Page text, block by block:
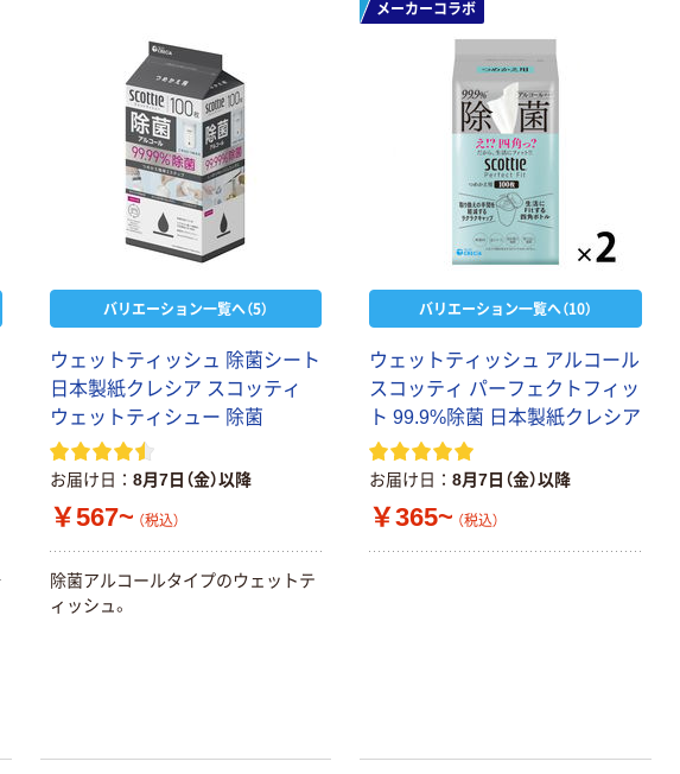
バリエーション一覧へ（5）
ウェットティッシュ 除菌シート
日本製紙クレシア スコッティ
ウェットティシュー 除菌
お届け日 8月7日（金）以降
￥567~ （税込）
除菌アルコールタイプのウェットテ
ィッシュ。
メーカーコラボ
バリエーション一覧へ（10）
ウェットティッシュ アルコール
スコッティ パーフェクトフィッ
ト 99.9%除菌 日本製紙クレシア
お届け日 8月7日（金）以降
￥365~ （税込）